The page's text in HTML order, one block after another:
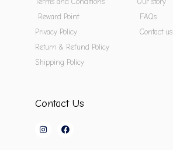
Reward Point
Privacy Policy
Return & Refund Policy
Shipping Policy
FAQs
Contact us
Contact Us